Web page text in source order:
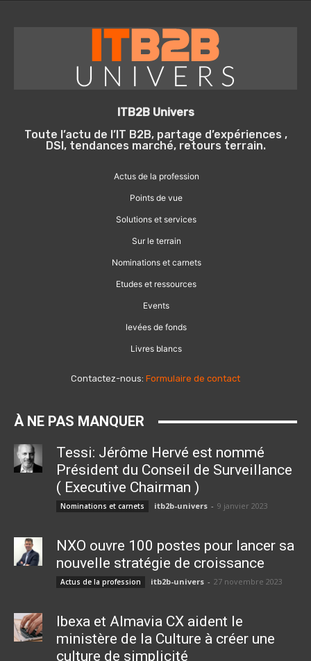
ITB2B Univers
Toute l’actu de l’IT B2B, partage d’expériences ,
DSI, tendances marché, retours terrain.
Actus de la profession
Points de vue
Solutions et services
Sur le terrain
Nominations et carnets
Etudes et ressources
Events
levées de fonds
Livres blancs
Contactez-nous: Formulaire de contact
À NE PAS MANQUER
Tessi: Jérôme Hervé est nommé
Président du Conseil de Surveillance
( Executive Chairman )
Nominations et carnets itb2b-univers - 9 janvier 2023
NXO ouvre 100 postes pour lancer sa
nouvelle stratégie de croissance
Actus de la profession itb2b-univers - 27 novembre 2023
Ibexa et Almavia CX aident le
ministère de la Culture à créer une
culture de simplicité